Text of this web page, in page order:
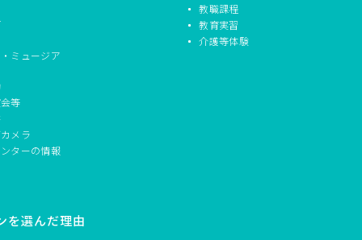
ミュージア
等
メラ
ターの情報
教職課程
教育実習
介護等体験
を選んだ理由